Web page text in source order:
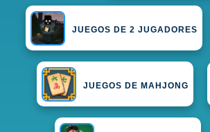
JUEGOS DE 2 JUGADORES
JUEGOS DE MAHJONG